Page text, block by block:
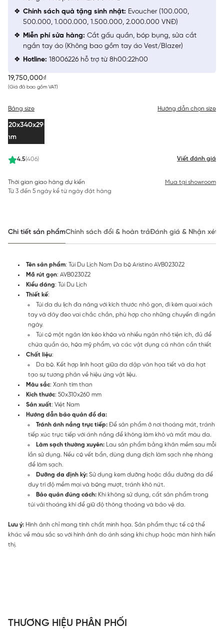
19,750,000₫
(Giá đã bao gồm VAT)
4.5(406) Viết đánh giá
Bảng size Hướng dẫn chọn size
520x340x290
mm
Thời gian giao hàng dự kiến
Từ 3 đến 5 ngày kể từ ngày đặt hàng
Mua tại showroom
Chính sách quà tặng sinh nhật: Evoucher (100.000,
500.000, 1.000.000, 1.500.000, 2.000.000 VNĐ)
Miễn phí sửa hàng: Cắt gấu quần, bóp bụng, sửa cắt
ngắn tay áo (Không bao gồm tay áo Vest/Blazer)
Hotline: 18006226 hỗ trợ từ 8h00:22h00
Chi tiết sản phẩmChính sách đổi & hoàn trảĐánh giá & Nhận xét
Tên sản phẩm: Túi Du Lịch Nam Da bò Aristino AVB0230Z2
Mã rút gọn: AVB0230Z2
Kiểu dáng: Túi Du Lịch
Thiết kế:
Túi da du lịch đa năng với kích thước nhỏ gọn, đi kèm quai xách
tay và dây đeo vai chắc chắn, phù hợp cho những chuyến đi ngắn
ngày.
Túi có một ngăn lớn kéo khóa và nhiều ngăn nhỏ tiện ích, đủ để
chứa quần áo, hóa mỹ phẩm, và các vật dụng cá nhân cần thiết
Chất liệu:
Da bò. Kết hợp linh hoạt giữa da dập vân họa tiết và da hạt
tạo sự tương phản về hiệu ứng vật liệu.
Màu sắc: Xanh tím than
Kích thước: 50x310x260 mm
Sản xuất: Việt Nam
Hướng dẫn bảo quản đồ da:
Tránh ánh nắng trực tiếp: Để sản phẩm ở nơi thoáng mát, tránh
tiếp xúc trực tiếp với ánh nắng để không làm khô và mất màu da.
Làm sạch thường xuyên: Lau sản phẩm bằng khăn mềm sau mỗi
lần sử dụng. Nếu có vết bẩn, dùng dung dịch làm sạch nhẹ nhàng
để làm sạch.
Dưỡng da định kỳ: Sử dụng kem dưỡng hoặc dầu dưỡng da để
duy trì độ mềm mại và bóng mượt, tránh khô nứt.
Bảo quản đúng cách: Khi không sử dụng, cất sản phẩm trong
túi vải thoáng khí để giữ độ thông thoáng và bảo vệ da.
Lưu ý: Hình ảnh chỉ mang tính chất minh họa. Sản phẩm thực tế có thể
khác về màu sắc so với hình ảnh do ánh sáng khi chụp hoặc màn hình hiển
thị.
THƯƠNG HIỆU PHÂN PHỐI